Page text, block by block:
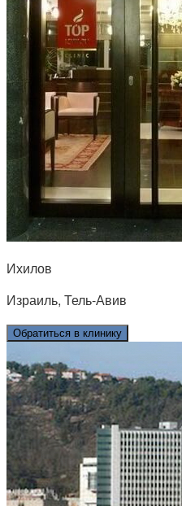
Ихилов
Израиль, Тель-Авив
Обратиться в клинику